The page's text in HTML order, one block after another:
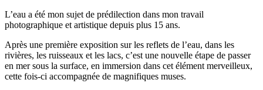
L’eau a été mon sujet de prédilection dans mon travail
photographique et artistique depuis plus 15 ans.
Après une première exposition sur les reflets de l’eau, dans les
rivières, les ruisseaux et les lacs, c’est une nouvelle étape de passer
en mer sous la surface, en immersion dans cet élément merveilleux,
cette fois-ci accompagnée de magnifiques muses.